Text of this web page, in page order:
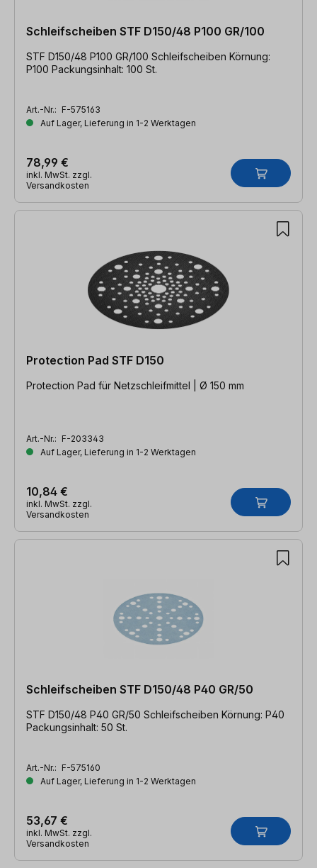
Schleifscheiben STF D150/48 P100 GR/100
STF D150/48 P100 GR/100 Schleifscheiben Körnung:
P100 Packungsinhalt: 100 St.
Art.-Nr.: F-575163
Auf Lager, Lieferung in 1-2 Werktagen
78,99 €
inkl. MwSt. zzgl.
Versandkosten
Protection Pad STF D150
Protection Pad für Netzschleifmittel | Ø 150 mm
Art.-Nr.: F-203343
Auf Lager, Lieferung in 1-2 Werktagen
10,84 €
inkl. MwSt. zzgl.
Versandkosten
Schleifscheiben STF D150/48 P40 GR/50
STF D150/48 P40 GR/50 Schleifscheiben Körnung: P40
Packungsinhalt: 50 St.
Art.-Nr.: F-575160
Auf Lager, Lieferung in 1-2 Werktagen
53,67 €
inkl. MwSt. zzgl.
Versandkosten